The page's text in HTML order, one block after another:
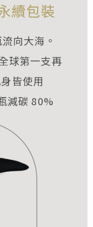
續包裝
向大海。
球第一支再
皆使用
減碳 80%